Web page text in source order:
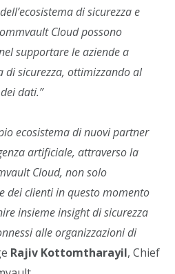
di sicurezza e
Cloud possono
supportare le aziende a
sicurezza, ottimizzando al
dati.”
ecosistema di nuovi partner
artificiale, attraverso la
Cloud, non solo
dei clienti in questo momento
insieme insight di sicurezza
alle organizzazioni di
Rajiv Kottomtharayil, Chief